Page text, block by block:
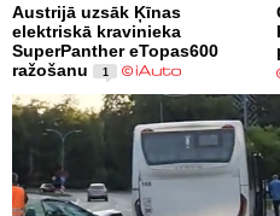
Austrijā uzsāk Ķīnas
elektriskā kravinieka
SuperPanther eTopas600
ražošanu
1